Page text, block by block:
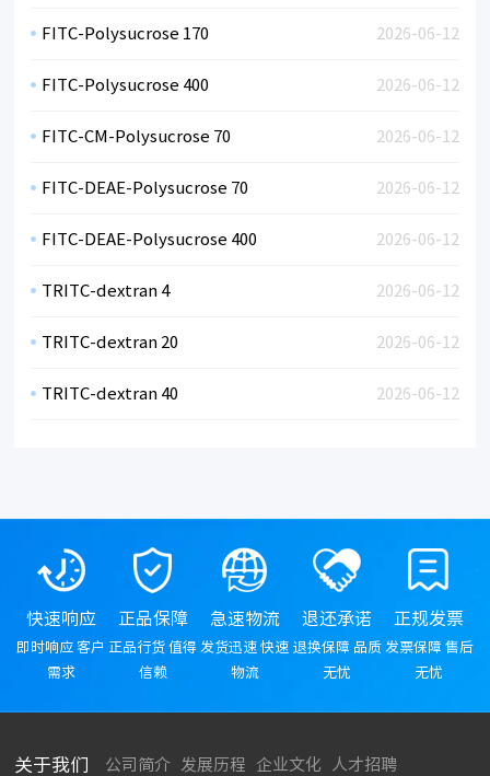
2026-06-12
FITC-Polysucrose 170
2026-06-12
FITC-Polysucrose 400
2026-06-12
FITC-CM-Polysucrose 70
2026-06-12
FITC-DEAE-Polysucrose 70
2026-06-12
FITC-DEAE-Polysucrose 400
2026-06-12
TRITC-dextran 4
2026-06-12
TRITC-dextran 20
2026-06-12
TRITC-dextran 40
快速响应
即时响应 客户
需求
正品保障
正品行货 值得
信赖
急速物流
发货迅速 快速
物流
退还承诺
退换保障 品质
无忧
正规发票
发票保障 售后
无忧
关于我们 公司简介 发展历程 企业文化 人才招聘